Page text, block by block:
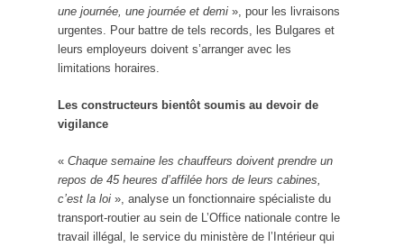
une journée, une journée et demi », pour les livraisons
urgentes. Pour battre de tels records, les Bulgares et
leurs employeurs doivent s’arranger avec les
limitations horaires.
Les constructeurs bientôt soumis au devoir de
vigilance
« Chaque semaine les chauffeurs doivent prendre un
repos de 45 heures d’affilée hors de leurs cabines,
c’est la loi », analyse un fonctionnaire spécialiste du
transport-routier au sein de L’Office nationale contre le
travail illégal, le service du ministère de l’Intérieur qui